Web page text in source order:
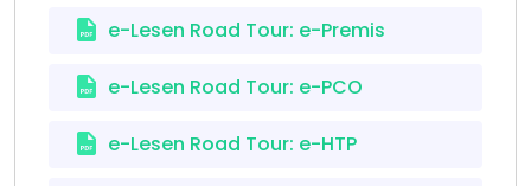
e-Lesen Road Tour: e-Premis
e-Lesen Road Tour: e-PCO
e-Lesen Road Tour: e-HTP